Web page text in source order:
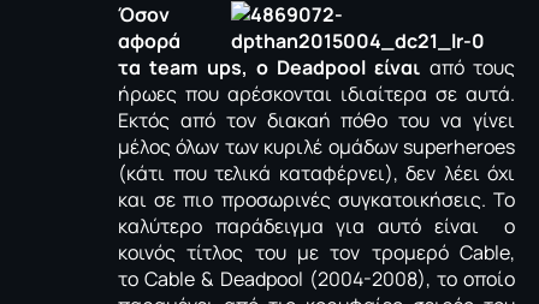
Όσον
αφορά
τα team ups, o Deadpool είναι από τους
ήρωες που αρέσκονται ιδιαίτερα σε αυτά.
Εκτός από τον διακαή πόθο του να γίνει
μέλος όλων των κυριλέ ομάδων superheroes
(κάτι που τελικά καταφέρνει), δεν λέει όχι
και σε πιο προσωρινές συγκατοικήσεις. Το
καλύτερο παράδειγμα για αυτό είναι ο
κοινός τίτλος του με τον τρομερό Cable,
το Cable & Deadpool (2004-2008), το οποίο